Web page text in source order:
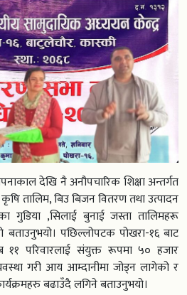
देखि नै अनौपचारिक शिक्षा अन्तर्गत
तालिम, बिउ बिजन वितरण तथा उत्पादन
गुडिया ,सिलाई बुनाई जस्ता तालिमहरू
पछिल्लोपटक पोखरा-१६ बाट
११ परिवारलाई संयुक्त रूपमा ५० हजार
गरी आय आम्दानीमा जोड्न लागेको र
बढाउँदै लगिने बताउनुभयो।